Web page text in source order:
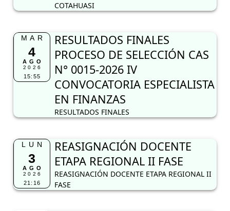
COTAHUASI
MAR
4
AGO
2026
15:55
RESULTADOS FINALES
PROCESO DE SELECCIÓN CAS
N° 0015-2026 IV
CONVOCATORIA ESPECIALISTA
EN FINANZAS
RESULTADOS FINALES
LUN
3
AGO
2026
21:16
REASIGNACIÓN DOCENTE
ETAPA REGIONAL II FASE
REASIGNACIÓN DOCENTE ETAPA REGIONAL II
FASE